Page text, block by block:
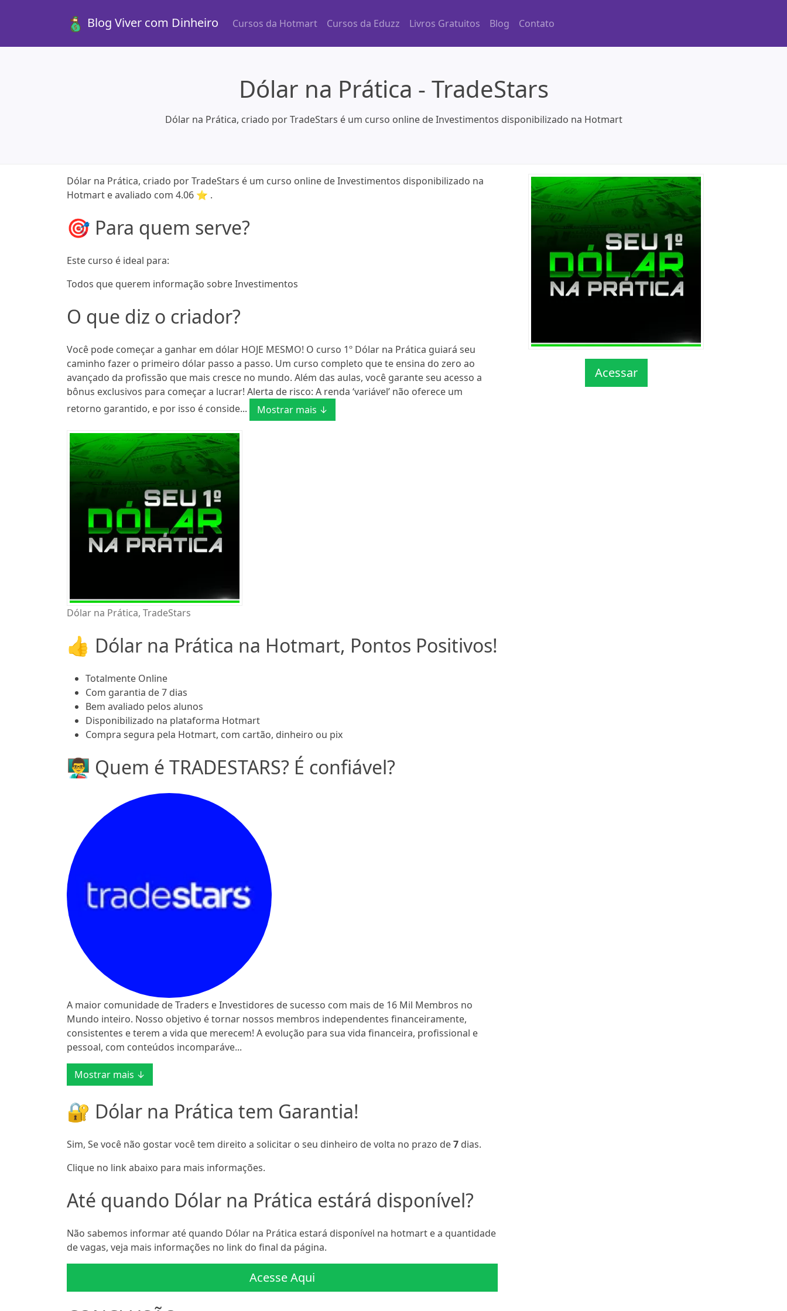
Blog Viver com Dinheiro Cursos da Hotmart Cursos da Eduzz Livros Gratuitos Blog Contato
Dólar na Prática - TradeStars
Dólar na Prática, criado por TradeStars é um curso online de Investimentos disponibilizado na Hotmart
Dólar na Prática, criado por TradeStars é um curso online de Investimentos disponibilizado na
Hotmart e avaliado com 4.06 ⭐ .
🎯 Para quem serve?
Este curso é ideal para:
Todos que querem informação sobre Investimentos
O que diz o criador?
Você pode começar a ganhar em dólar HOJE MESMO! O curso 1º Dólar na Prática guiará seu
caminho fazer o primeiro dólar passo a passo. Um curso completo que te ensina do zero ao
avançado da profissão que mais cresce no mundo. Além das aulas, você garante seu acesso a
bônus exclusivos para começar a lucrar! Alerta de risco: A renda ‘variável’ não oferece um
retorno garantido, e por isso é conside...
Mostrar mais ↓
Dólar na Prática, TradeStars
👍 Dólar na Prática na Hotmart, Pontos Positivos!
Totalmente Online
Com garantia de 7 dias
Bem avaliado pelos alunos
Disponibilizado na plataforma Hotmart
Compra segura pela Hotmart, com cartão, dinheiro ou pix
👨‍🏫 Quem é TRADESTARS? É confiável?
A maior comunidade de Traders e Investidores de sucesso com mais de 16 Mil Membros no
Mundo inteiro. Nosso objetivo é tornar nossos membros independentes financeiramente,
consistentes e terem a vida que merecem! A evolução para sua vida financeira, profissional e
pessoal, com conteúdos incomparáve...
Mostrar mais ↓
🔐 Dólar na Prática tem Garantia!
Sim, Se você não gostar você tem direito a solicitar o seu dinheiro de volta no prazo de7 dias.
Clique no link abaixo para mais informações.
Até quando Dólar na Prática estárá disponível?
Não sabemos informar até quando Dólar na Prática estará disponível na hotmart e a quantidade
de vagas, veja mais informações no link do final da página.
Acesse Aqui
Acessar